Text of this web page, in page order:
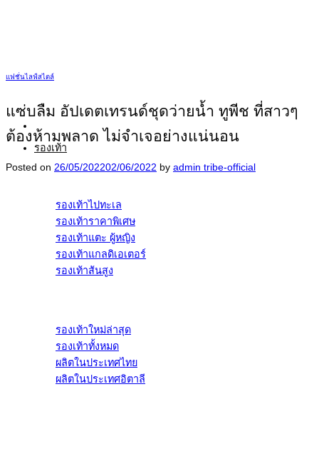
รองเท้า
รองเท้าไปทะเล
รองเท้าราคาพิเศษ
รองเท้าแตะ ผู้หญิง
รองเท้าแกลดิเอเตอร์
รองเท้าส้นสูง
รองเท้าใหม่ล่าสุด
รองเท้าทั้งหมด
ผลิตในประเทศไทย
ผลิตในประเทศอิตาลี
แฟชั่นไลฟ์สไตล์
แซ่บลืม อัปเดตเทรนด์ชุดว่ายน้ำ ทูพีช ที่สาวๆ
ต้องห้ามพลาด ไม่จำเจอย่างแน่นอน
Posted on 26/05/202202/06/2022 by admin tribe-official